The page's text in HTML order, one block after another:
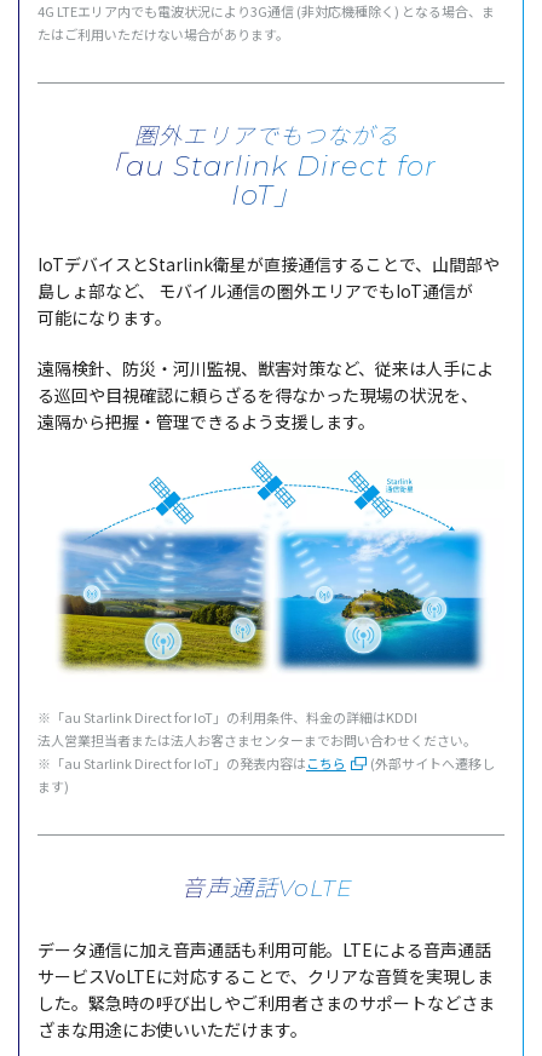
4G LTEエリア内でも電波状況により3G通信(非対応機種除く) となる場合、ま
たはご利用いただけない場合があります。
圏外エリアでもつながる
「au Starlink Direct for
IoT」
IoTデバイスとStarlink衛星が直接通信することで、 山間部や
島しょ部など、
モバイル通信の圏外エリアでもIoT通信が
可能になります。
遠隔検針、 防災 ・ 河川監視、 獣害対策など、 従来は人手によ
る巡回や目視確認に頼らざるを得なかった現場の状況を、
遠隔から把握 ・ 管理できるよう支援 します。
※「au Starlink Direct for IoT」の利用条件、 料金の詳細はKDDI
法人営業担当者または法人お客さまセンターまでお問い合わせください。
※「au Starlink Direct for IoT」の発表内容はこちら
(外部サイトへ遷移し
ます)
音声通話VoLTE
データ通信に加え音声通話も利用可能。LTEによる音声通話
サービスVoLTEに対応することで、 クリアな音質を実現しま
した。 緊急時の呼び出しやご利用者さまのサポートなどさま
ざまな用途にお使いいただけます。